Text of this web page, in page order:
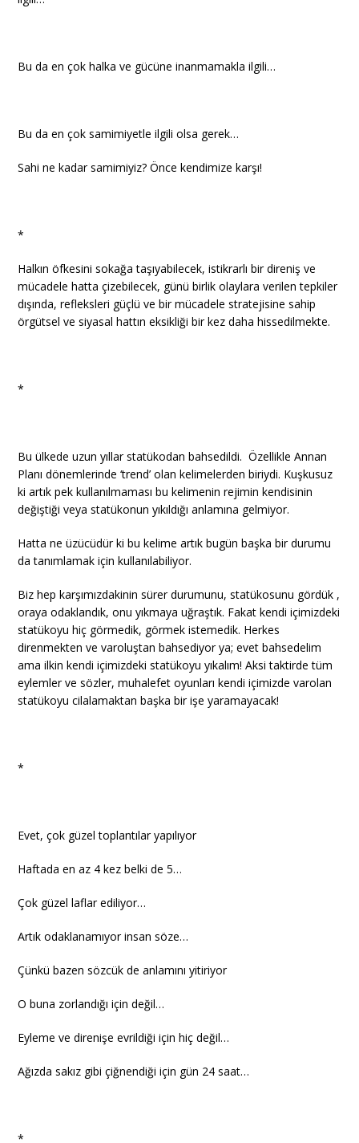
Bu da en çok halka ve gücüne inanmamakla ilgili…
Bu da en çok samimiyetle ilgili olsa gerek…
Sahi ne kadar samimiyiz? Önce kendimize karşı!
*
Halkın öfkesini sokağa taşıyabilecek, istikrarlı bir direniş ve
mücadele hatta çizebilecek, günü birlik olaylara verilen tepkiler
dışında, refleksleri güçlü ve bir mücadele stratejisine sahip
örgütsel ve siyasal hattın eksikliği bir kez daha hissedilmekte.
*
Bu ülkede uzun yıllar statükodan bahsedildi. Özellikle Annan
Planı dönemlerinde ‘trend’ olan kelimelerden biriydi. Kuşkusuz
ki artık pek kullanılmaması bu kelimenin rejimin kendisinin
değiştiği veya statükonun yıkıldığı anlamına gelmiyor.
Hatta ne üzücüdür ki bu kelime artık bugün başka bir durumu
da tanımlamak için kullanılabiliyor.
Biz hep karşımızdakinin sürer durumunu, statükosunu gördük ,
oraya odaklandık, onu yıkmaya uğraştık. Fakat kendi içimizdeki
statükoyu hiç görmedik, görmek istemedik. Herkes
direnmekten ve varoluştan bahsediyor ya; evet bahsedelim
ama ilkin kendi içimizdeki statükoyu yıkalım! Aksi taktirde tüm
eylemler ve sözler, muhalefet oyunları kendi içimizde varolan
statükoyu cilalamaktan başka bir işe yaramayacak!
*
Evet, çok güzel toplantılar yapılıyor
Haftada en az 4 kez belki de 5…
Çok güzel laflar ediliyor…
Artık odaklanamıyor insan söze…
Çünkü bazen sözcük de anlamını yitiriyor
O buna zorlandığı için değil…
Eyleme ve direnişe evrildiği için hiç değil…
Ağızda sakız gibi çiğnendiği için gün 24 saat…
*